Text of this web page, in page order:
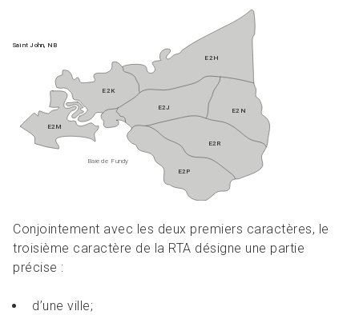
Conjointement avec les deux premiers caractères, le
troisième caractère de la RTA désigne une partie
précise :
d’une ville;